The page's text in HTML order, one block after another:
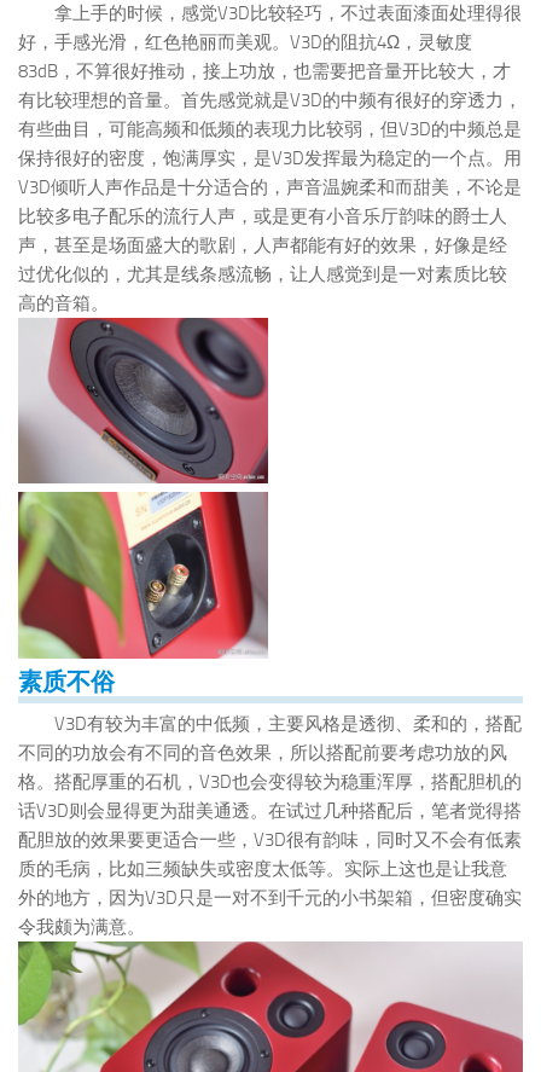
拿上手的时候，感觉V3D比较轻巧，不过表面漆面处理得很
好，手感光滑，红色艳丽而美观。V3D的阻抗4Ω，灵敏度
83dB，不算很好推动，接上功放，也需要把音量开比较大，才
有比较理想的音量。首先感觉就是V3D的中频有很好的穿透力，
有些曲目，可能高频和低频的表现力比较弱，但V3D的中频总是
保持很好的密度，饱满厚实，是V3D发挥最为稳定的一个点。用
V3D倾听人声作品是十分适合的，声音温婉柔和而甜美，不论是
比较多电子配乐的流行人声，或是更有小音乐厅韵味的爵士人
声，甚至是场面盛大的歌剧，人声都能有好的效果，好像是经
过优化似的，尤其是线条感流畅，让人感觉到是一对素质比较
高的音箱。
素质不俗
V3D有较为丰富的中低频，主要风格是透彻、柔和的，搭配
不同的功放会有不同的音色效果，所以搭配前要考虑功放的风
格。搭配厚重的石机，V3D也会变得较为稳重浑厚，搭配胆机的
话V3D则会显得更为甜美通透。在试过几种搭配后，笔者觉得搭
配胆放的效果要更适合一些，V3D很有韵味，同时又不会有低素
质的毛病，比如三频缺失或密度太低等。实际上这也是让我意
外的地方，因为V3D只是一对不到千元的小书架箱，但密度确实
令我颇为满意。